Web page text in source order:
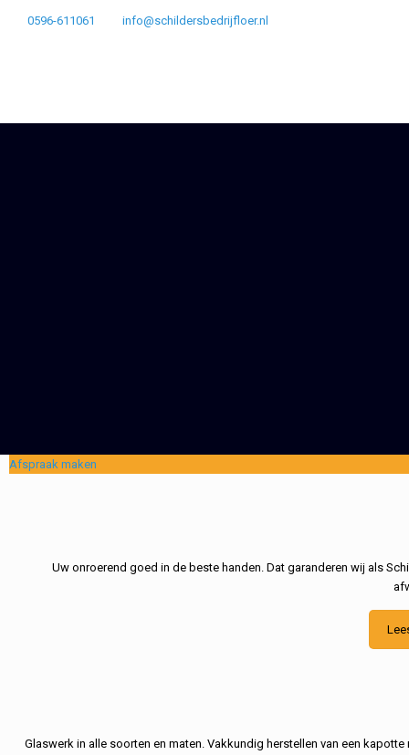
0596-611061 info@schildersbedrijfloer.nl
Afspraak maken
Uw onroerend goed in de beste handen. Dat garanderen wij als
Glaswerk in alle soorten en maten. Vakkundig herstellen van een